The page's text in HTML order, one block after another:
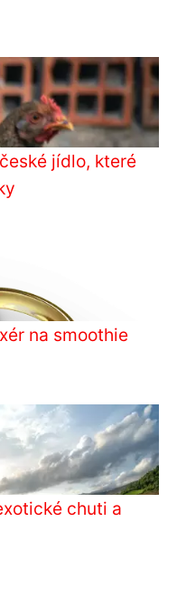
jídlo, které
na smoothie
chuti a